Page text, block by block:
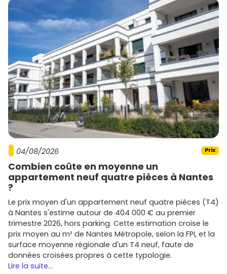
04/08/2026 Prix
Combien coûte en moyenne un
appartement neuf quatre pièces à Nantes
?
Le prix moyen d'un appartement neuf quatre pièces (T4)
à Nantes s'estime autour de 404 000 € au premier
trimestre 2026, hors parking. Cette estimation croise le
prix moyen au m² de Nantes Métropole, selon la FPI, et la
surface moyenne régionale d'un T4 neuf, faute de
données croisées propres à cette typologie.
Lire la suite...